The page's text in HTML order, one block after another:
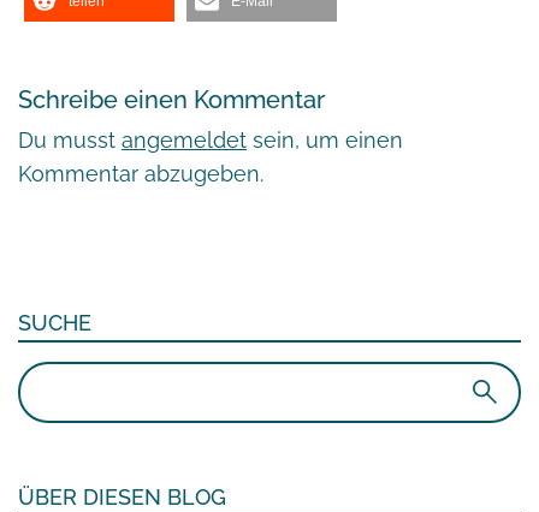
Schreibe einen Kommentar
Du musst angemeldet sein, um einen
Kommentar abzugeben.
SUCHE
Suchen
nach:
ÜBER DIESEN BLOG